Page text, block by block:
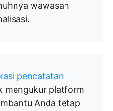
wawasan
pencatatan
mengukur platform
Anda tetap